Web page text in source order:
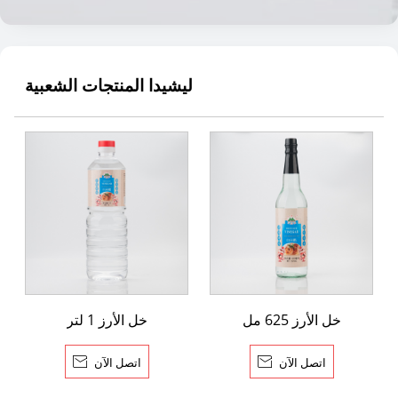
ليشيدا المنتجات الشعبية
خل الأرز 1 لتر
 اتصل الآن
خل الأرز 625 مل
 اتصل الآن